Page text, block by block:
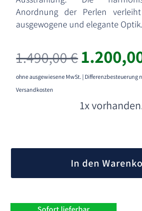
Anordnung der Perlen
ausgewogene und elegante Optik.
1.490,00€Preis
war:
ohne ausgewiesene MwSt. | Differenzbesteuerung
Versandkosten
1x
In den